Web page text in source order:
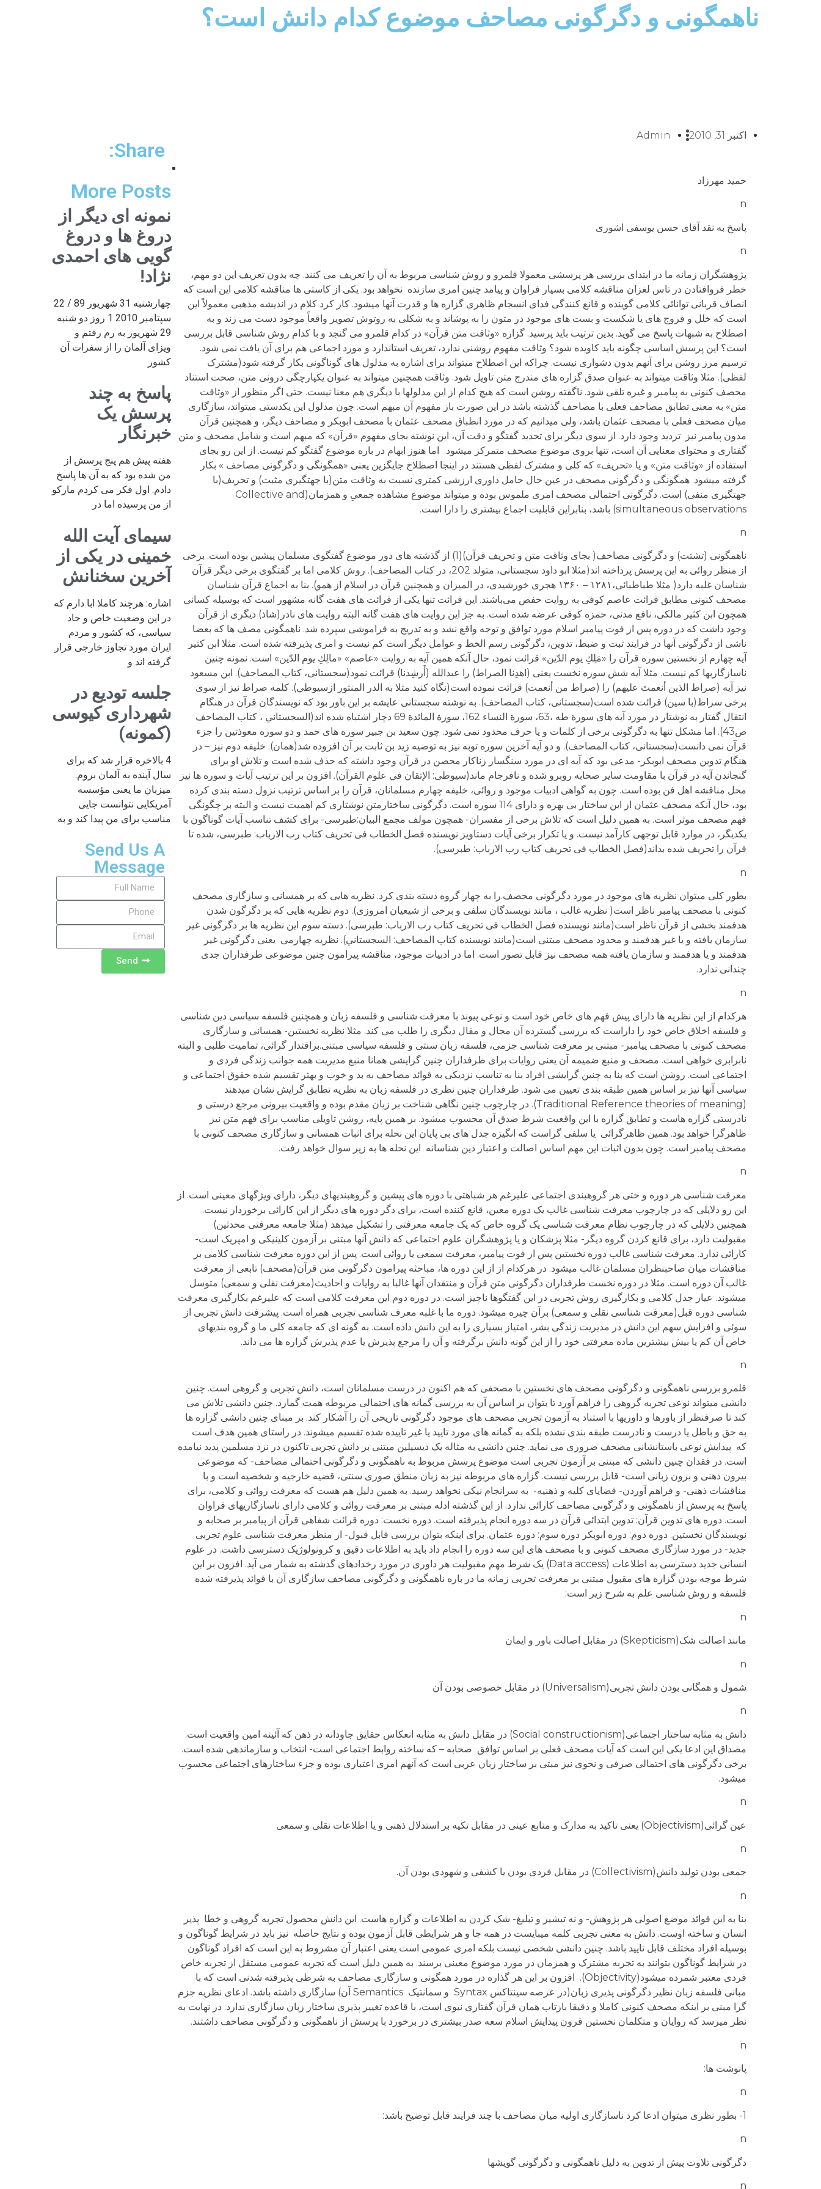
ناهمگونی و دگرگونی مصاحف موضوع کدام دانش است؟
اکتبر 31, 2010 Admin
حمید مهرزاد
n
پاسخ به نقد آقای حسن یوسفی اشوری
n
پژوهشگران زمانه ما در ابتدای بررسی هر پرسشی معمولا قلمرو و روش شناسی مربوط به آن را تعریف می کنند. چه بدون تعریف این دو مهم،
خطر فروافتادن در تاس لغزان مناقشه کلامی بسیار فراوان و پیامد چنین امری سازنده نخواهد بود. یکی از کاستی ها مناقشه کلامی این است که
انصاف قربانی توانائی کلامی گوینده و قانع کنندگی فدای انسجام ظاهری گزاره ها و قدرت آنها میشود. کار کرد کلام در انديشه مذهبی معمولاً اين
است که خلل و فروج های يا شکست و بست های موجود در متون را به پوشاند و به شکلی به روتوش تصوير واقعاً موجود دست می زند و به
اصطلاح به شبهات پاسخ می گوید. بدین ترتیب باید پرسید. گزاره «وثاقت متن قرآن» در کدام قلمرو می گنجد و با کدام روش شناسی قابل بررسی
است؟ این پرسش اساسی چگونه باید کاویده شود؟ وثاقت مفهوم روشنی ندارد، تعریف استاندارد و مورد اجماعی هم برای آن یافت نمی شود.
ترسیم مرز روشن برای آنهم بدون دشواری نیست. چراکه این اصطلاح میتواند برای اشاره به مدلول های گوناگونی بکار گرفته شود(مشترک
لفظی). مثلا وثاقت میتواند به عنوان صدق گزاره های مندرج متن تاویل شود. وثاقت همچنین میتواند به عنوان یکپارچگی درونی متن، صحت استناد
محصف کنونی به پیامبر و غیره تلقی شود. ناگفته روشن است که هیچ کدام از این مدلولها با دیگری هم معنا نیست. حتی اگر منظور از «وثاقت
متن» به معنی تطابق مصاحف فعلی با مصاحف گذشته باشد در این صورت باز مفهوم آن مبهم است. چون مدلول این یکدستی میتواند، سازگاری
میان مصحف فعلی با مصحف عثمان باشد، ولی میدانیم که در مورد انطباق مصحف عثمان با مصحف ابوبکر و مصاحف دیگر، و همچنین قرآن
مدون پیامبر نیز تردید وجود دارد. از سوی دیگر برای تحدید گفتگو و دقت آن، این نوشته بجای مفهوم «قرآن» که مبهم است و شامل مصحف و متن
گفتاری و محتوای معنایی آن است، تنها بروی موضوع مصحف متمرکز میشود. اما هنوز ابهام در باره موضوع گفتگو کم نیست. از این رو بجای
استفاده از «وثاقت متن» و یا «تحریف» که کلی و مشترک لفظی هستند در اینجا اصطلاح جایگزین یعنی «همگونگی و دگرگونی مصاحف » بکار
گرفته میشود. همگونگی و دگرگونی مصحف در عین حال حامل داوری ارزشی کمتری نسبت به وثاقت متن(با جهتگیری مثبت) و تحریف(با
جهتگیری منفی) است. دگرگونی احتمالی مصحف امری ملموس بوده و میتواند موضوع مشاهده جمعیِ و همزمان(Collective and
simultaneous observations) باشد، بنابراین قابلیت اجماع بیشتری را دارا است.
n
ناهمگونی (تشتت) و دگرگونی مصاحف( بجای وثاقت متن و تحریف قرآن)(1) از گذشته های دور موضوع گفتگوی مسلمان پیشین بوده است. برخی
از منظر روائی به این پرسش پرداخته اند(مثلا ابو داود سجستانی، متولد 202، در کتاب المصاحف). روش کلامی اما بر گفتگوی برخی دیگر قرآن
شناسان غلبه دارد( مثلا طباطبائی،۱۲۸۱ – ۱۳۶۰ هجری خورشیدی، در المیزان و همچنین قرآن در اسلام از همو). بنا به اجماع قرآن شناسان
مصحف کنونی مطابق قرائت عاصم کوفی به روایت حفص می‌باشند. این قرائت تنها یکی از قرائت های هفت گانه مشهور است که بوسیله کسانی
همچون ابن کثیر مالکی، نافع مدنی، حمزه کوفی عرضه شده است. به جز این روایت های هفت گانه البته روایت های نادر(شاذ) دیگری از قرآن
وجود داشت که در دوره پس از فوت پیامبر اسلام مورد توافق و توجه واقع نشد و به تدریج به فراموشی سپرده شد. ناهمگونی مصف ها که بعضا
ناشی از دگرگونی آنها در فرایند ثبت و ضبط، تدوین، دگرگونی رسم الخط و عوامل دیگر است کم نیست و امری پذیرفته شده است. مثلا ابن کثیر
آیه چهارم از نخستین سوره قرآن را «مَلِكِ یوم الدّین» قرائت نمود، حال آنکه همین آیه به روایت «عاصم» «مالِكِ یوم الدّین» است. نمونه چنین
ناسازگاریها کم نیست. مثلا آیه شش سوره نخست یعنی (اهدِنا الصراط) را عبدالله (أَرشِدنا) قرائت نمود(سجستانی، کتاب المصاحف). ابن مسعود
نیز آیه (صراط الذين أنعمتَ عليهم) را (صراط من أنعمت) قرائت نموده است(نگاه کنید مثلا به الدر المنثور ازسيوطي). کلمه صراط نیز از سوی
برخی سراط(با سین) قرائت شده است(سجستانی، کتاب المصاحف). به نوشته سجستانی عایشه بر این باور بود که نویسندگان قرآن در هنگام
انتقال گفتار به نوشتار در مورد آیه های سورة طه ،63، سورة النساء 162، سورة المائدة 69 دچار اشتباه شده اند(السجستاني ، كتاب المصاحف
ص43). اما مشکل تنها به دگرگونی برخی از کلمات و یا حرف محدود نمی شود. چون سعید بن جبیر سوره های حمد و دو سوره معوذتین را جزء
قرآن نمی دانست(سجستانی، کتاب المصاحف). و دو آیه آخرین سوره توبه نیز به توصیه زید بن ثابت بر آن افزوده شد(همان). خلیفه دوم نیز – در
هنگام تدوین مصحف ابوبکر- مدعی بود که آیه ای در مورد سنگسار زناکار محصن در قرآن وجود داشته که حذف شده است و تلاش او برای
گنجاندن آیه در قرآن با مقاومت سایر صحابه روبرو شده و نافرجام ماند(سیوطی: الإتقان في علوم القرآن). افزون بر این ترتیب آیات و سوره ها نیز
محل مناقشه اهل فن بوده است. چون به گواهی ادبیات موجود و روائی، خلیفه چهارم مسلمانان، قرآن را بر اساس ترتیب نزول دسته بندی کرده
بود، حال آنکه مصحف عثمان از این ساختار بی بهره و دارای 114 سوره است. دگرگونی ساختارمتن نوشتاری کم اهمیت نیست و البته بر چگونگی
فهم مصحف موثر است. به همین دلیل است که تلاش برخی از مفسران- همچون مولف مجمع البیان:طبرسی- برای کشف تناسب آیات گوناگون با
یکدیگر، در موارد قابل توجهی کارآمد نیست. و یا تکرار برخی آیات دستاویز نویسنده فصل الخطاب فی تحريف کتاب رب الارباب: طبرسی، شده تا
قرآن را تحریف شده بداند(فصل الخطاب فی تحريف کتاب رب الارباب: طبرسی).
n
بطور کلی میتوان نظریه های موجود در مورد دگرگونی محصف.را به چهار گروه دسته بندی کرد. نظریه هایی که بر همسانی و سازگاری مصحف
کنونی با مصحف پیامبر ناظر است( نظریه غالب ، مانند نویسندگان سلفی و برخی از شیعیان امروزی). دوم نظریه هایی که بر دگرگون شدن
هدفمند بخشی از قرآن ناظر است(مانند نویسنده فصل الخطاب فی تحريف کتاب رب الارباب: طبرسی). دسته سوم این نظریه ها بر دگرگونی غیر
سازمان یافته و یا غیر هدفمند و محدود مصحف مبتنی است(مانند نویسنده کتاب المصاحف: السجستاني). نظریه چهارمی یعنی دگرگونی غیر
هدفمند و یا هدفمند و سازمان یافته همه مصحف نیز قابل تصور است. اما در ادبیات موجود، مناقشه پیرامون چنین موضوعی طرفداران جدی
چندانی ندارد.
n
هرکدام از این نظریه ها دارای پیش فهم های خاص خود است و نوعی پیوند با معرفت شناسی و فلسفه زبان و همچنین فلسفه سیاسی دین شناسی
و فلسفه اخلاق خاص خود را داراست که بررسی گسترده آن مجال و مقال دیگری را طلب می کند. مثلا نظریه نخستین- همسانی و سازگاری
مصحف کنونی با مصحف پیامبر- مبتنی بر معرفت شناسی جزمی، فلسفه زبان سنتی و فلسفه سیاسی مبتنی.براقتدار گرائی، تمامیت طلبی و البته
نابرابری خواهی است. مصحف و منبع ضمیمه آن یعنی روایات برای طرفداران چنین گرایشی همانا منبع مدیریت همه جوانب زندگی فردی و
اجتماعی است. روشن است که بنا به چنین گرایشی افراد بنا به تناسب نزدیکی به قوائد مصاحف به بد و خوب و بهتر تقسیم شده حقوق اجتماعی و
سیاسی آنها نیز بر اساس همین طبقه بندی تعیین می شود. طرفداران چنین نظری در فلسفه زبان به نظریه تطابق گرایش نشان میدهند
(Traditional Reference theories of meaning). در چارچوب چنین نگاهی شناخت بر زبان مقدم بوده و واقعیت بیرونی مرجع درستی و
نادرستی گزاره هاست و تطابق گزاره با این واقعیت شرط صدق آن محسوب میشود. بر همین پایه، روشن تاویلی مناسب برای فهم متن نیز
ظاهرگرا خواهد بود. همین ظاهرگرائی یا سلفی گراست که انگیزه جدل های بی پایان این نحله برای اثبات همسانی و سازگاری مصحف کنونی با
مصحف پیامبر است. چون بدون اثبات این مهم اساس اصالت و اعتبار دین شناسانه این نحله ها به زیر سوال خواهد رفت.
n
معرفت شناسی هر دوره و حتی هر گروهبندی اجتماعی علیرغم هر شباهتی با دوره های پیشین و گروهبندیهای دیگر، دارای ویژگهای معینی است. از
این رو دلایلی که در چارچوب معرفت شناسی غالب یک دوره معین، قانع کننده است، برای دگر دوره های دیگر از این کارائی برخوردار نیست.
همچنین دلایلی که در چارچوب نظام معرفت شناسی یک گروه خاص که یک جامعه معرفتی را تشکیل میدهد (مثلا جامعه معرفتی محدثین)
مقبولیت دارد، برای قانع کردن گروه دیگر- مثلا پزشکان و یا پژوهشگران علوم اجتماعی که دانش آنها مبتنی بر آزمون کلینیکی و امپریک است-
کارائی ندارد. معرفت شناسی غالب دوره نخستین پس از فوت پیامبر، معرفت سمعی یا روائی است. پس از این دوره معرفت شناسی کلامی بر
مناقشات میان صاحبنظران مسلمان غالب میشود. در هرکدام از از این دوره ها، مباحثه پیرامون دگرگونی متن قرآن(مصحف) تابعی از معرفت
غالب آن دوره است. مثلا در دوره نخست طرفداران دگرگونی متن قرآن و منتقدان آنها غالبا به روایات و احادیث(معرفت نقلی و سمعی) متوسل
میشوند. عیار جدل کلامی و بکارگیری روش تجربی در این گفتگوها ناچیز است. در دوره دوم این معرفت کلامی است که علیرغم بکارگیری معرفت
شناسی دوره قبل(معرفت شناسی نقلی و سمعی) برآن چیره میشود. دوره ما با غلبه معرف شناسی تجربی همراه است. پیشرفت دانش تجربی از
سوئی و افزایش سهم این دانش در مدیریت زندگی بشر، امتیاز بسیاری را به این دانش داده است. به گونه ای که جامعه کلی ما و گروه بندیهای
خاص آن کم یا بیش بیشترین ماده معرفتی خود را از این گونه دانش برگرفته و آن را مرجع پذیرش یا عدم پذیرش گزاره ها می داند.
n
قلمرو بررسی ناهمگونی و دگرگونی مصحف های نخستین با مصحفی که هم اکنون در درست مسلمانان است، دانش تجربی و گروهی است. چنین
دانشی میتواند نوعی تجربه گروهی را فراهم آورد تا بتوان بر اساس آن به بررسی گمانه های احتمالی مربوطه همت گمارد. چنین دانشی تلاش می
کند تا صرفنظر از باورها و داوریها با استناد به آزمون تجربی مصحف های موجود دگرگونی تاریخی آن را آشکار کند. بر مبنای چنین دانشی گزاره ها
به حق و باطل یا درست و نادرست طبقه بندی نشده بلکه به گمانه های مورد تایید یا غیر تاییده شده تقسیم میشوند. در راستای همین هدف است
که پیدایش نوعی باستانشانی مصحف ضروری می نماید. چنین دانشی به مثاله یک دیسپلین مبتنی بر دانش تجربی تاکنون در نزد مسلمین پدید نیامده
است. در فقدان چنین دانشی که مبتنی بر آزمون تجربی است موضوع پرسش مربوط به ناهمگونی و دگرگونی احتمالی مصاحف- که موضوعی
بیرون ذهنی و برون زبانی است- قابل بررسی نیست. گزاره های مربوطه نیز به زبان منطق صوری سنتی، قضیه خارجیه و شخصیه است و با
مناقشات ذهنی- و فراهم آوردن- قضایای کلیه و ذهنیه- به سرانجام نیکی نخواهد رسید. به همین دلیل هم هست که معرفت روائی و کلامی، برای
پاسخ به پرسش از ناهمگونی و دگرگونی مصاحف کارائی ندارد. از این گذشته ادله مبتنی بر معرفت روائی و کلامی دارای ناسازگاریهای فراوان
است. دوره های تدوین قرآن: تدوین ابتدائی قرآن در سه دوره انجام پذیرفته است. دوره نخست: دوره قرائت شفاهی قرآن از پیامبر بر صحابه و
نویسندگان نخستین. دوره دوم: دوره ابوبکر دوره سوم: دوره عثمان. برای اینکه بتوان بررسی قابل قبول- از منظر معرفت شناسی علوم تجربی
جدید- در مورد سازگاری مصحف کنونی و با مصحف های این سه دوره را انجام داد باید به اطلاعات دقیق و کرونولوژیک دسترسی داشت. در علوم
انسانی جدید دسترسی به اطلاعات (Data access) یک شرط مهم مقبولیت هر داوری در مورد رخدادهای گذشته به شمار می آید. افزون بر این
شرط موجه بودن گزاره های مقبول مبتنی بر معرفت تجربی زمانه ما در باره ناهمگونی و دگرگونی مصاحف سازگاری آن با قوائد پذیرفته شده
فلسفه و روش شناسی علم به شرح زیر است:
n
مانند اصالت شک(Skepticism) در مقابل اصالت باور و ایمان
n
شمول و همگانی بودن دانش تجربی(Universalism) در مقابل خصوصی بودن آن
n
دانش به مثابه ساختار اجتماعی(Social constructionism) در مقابل دانش به مثابه انعکاس حقایق جاودانه در ذهن که آئینه امین واقعیت است.
مصداق این ادعا یکی این است که آیات مصحف فعلی بر اساس توافق صحابه – که ساخته روابط اجتماعی است- انتخاب و سازماندهی شده است.
برخی دگرگونی های احتمالی صرفی و نحوی نیز مبتی بر ساختار زبان عربی است که آنهم امری اعتباری بوده و جزء ساختارهای اجتماعی محسوب
میشود.
n
عین گرائی(Objectivism) یعنی تاکید به مدارک و منابع عینی در مقابل تکیه بر استدلال ذهنی و یا اطلاعات نقلی و سمعی
n
جمعی بودن تولید دانش(Collectivism) در مقابل فردی بودن یا کشفی و شهودی بودن آن.
n
بنا به این قوائد موضع اصولی هر پژوهش- و نه تبشیر و تبلیغ- شک کردن به اطلاعات و گزاره هاست. این دانش محصول تجربه گروهی و خطا پذیر
انسان و ساخته اوست. دانش به معنی تجربی کلمه میبایست در همه جا و هر شرایطی قابل آزمون بوده و نتایج حاصله نیز باید در شرایط گوناگون و
بوسیله افراد مختلف قابل تایید باشد. چنین دانشی شخصی نیست بلکه امری عمومی است یعنی اعتبار آن مشروط به این است که افراد گوناگون
در شرایط گوناگون بتوانند به تجربه مشترک و همزمان در مورد موضوع معینی برسند. به همین دلیل است که تجربه عمومی مستقل از تجربه خاص
فردی معتبر شمرده میشود(Objectivity). افزون بر این هر گذاره در مورد همگونی و سازگاری مصاحف به شرطی پذیرفته شدنی است که با
مبانی فلسفه زبان نظیر دگرگونی پذیری زبان(در عرصه سینتاکس Syntax و سمانتیک Semantics آن) سازگاری داشته باشد. ادعای نظریه جزم
گرا مبنی بر اینکه مصحف کنونی کاملا و دقیقا بازتاب همان قرآن گفتاری نبوی است، با قاعده تغییر پذیری ساختار زبان سازگاری ندارد. در نهایت به
نظر میرسد که روایان و متکلمان نخستین قرون پیدایش اسلام سعه صدر بیشتری در برخورد با پرسش از ناهمگونی و دگرگونی مصاحف داشتند.
n
پانوشت ها:
n
1- بطور نظری میتوان ادعا کرد ناسازگاری اولیه میان مصاحف با چند فرایند قابل توضیح باشد:
n
دگرگونی تلاوت پیش از تدوین به دلیل ناهمگونی و دگرگونی گویشها
n
Share:
More Posts
نمونه ای دیگر از
دروغ ها و دروغ
گویی های احمدی
نژاد!
چهارشنبه 31 شهریور 89 / 22
سپتامبر 2010 1 روز دو شنبه
29 شهریور به رم رفتم و
ویزای آلمان را از سفرات آن
کشور
پاسخ به چند
پرسش یک
خبرنگار
هفته پیش هم پنج پرسش از
من شده بود که به آن ها پاسخ
دادم. اول فکر می کردم مارکو
از من پرسیده اما در
سیمای آیت الله
خمینی در یکی از
آخرین سخنانش
اشاره: هرچند کاملا ابا دارم که
در این وضعیت خاص و حاد
سیاسی، که کشور و مردم
ایران مورد تجاوز خارجی قرار
گرفته اند و
جلسه تودیع در
شهرداری کیوسی
(کمونه)
4 بالاخره قرار شد که برای
سال آینده به آلمان بروم.
میزبان ما یعنی مؤسسه
آمریکایی نتوانست جایی
مناسب برای من پیدا کند و به
Send Us A
Message
Send